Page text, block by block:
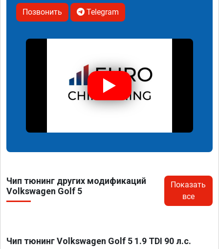
Позвонить Telegram
Чип тюнинг других модификаций
Volkswagen Golf 5
Показать
все
Чип тюнинг Volkswagen Golf 5 1.9 TDI 90 л.с.